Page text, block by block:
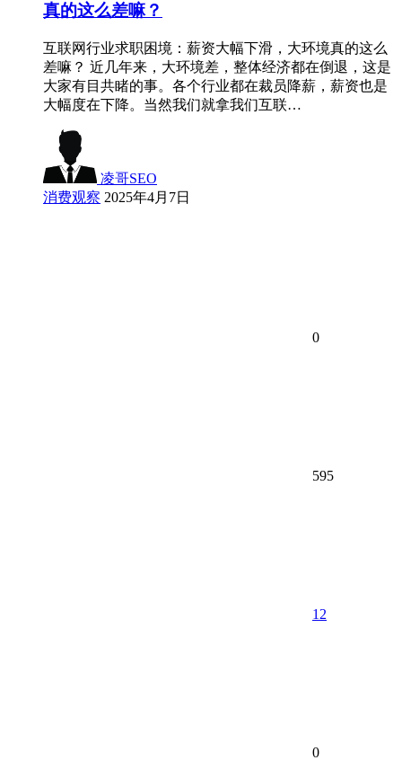
真的这么差嘛？
互联网行业求职困境：薪资大幅下滑，大环境真的这么
差嘛？ 近几年来，大环境差，整体经济都在倒退，这是
大家有目共睹的事。各个行业都在裁员降薪，薪资也是
大幅度在下降。当然我们就拿我们互联…
凌哥SEO
消费观察 2025年4月7日
0
595
12
0